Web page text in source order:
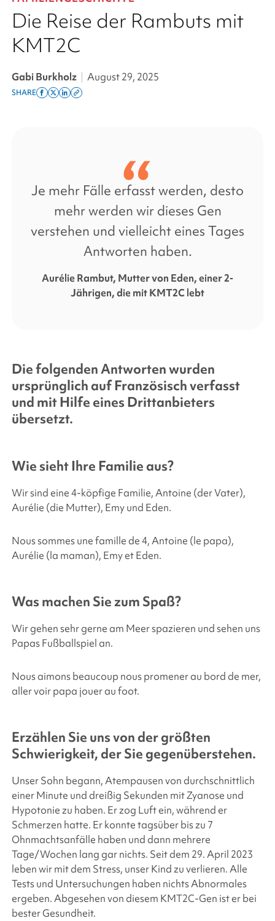
Die Reise der Rambuts mit
KMT2C
Gabi Burkholz August 29, 2025
SHARE
Share
Share
ShareCopy
Je mehr Fälle erfasst werden, desto
mehr werden wir dieses Gen
verstehen und vielleicht eines Tages
Antworten haben.
Aurélie Rambut, Mutter von Eden, einer 2-
Jährigen, die mit KMT2C lebt
Die folgenden Antworten wurden
ursprünglich auf Französisch verfasst
und mit Hilfe eines Drittanbieters
übersetzt.
Wie sieht Ihre Familie aus?
Wir sind eine 4-köpfige Familie, Antoine (der Vater),
Aurélie (die Mutter), Emy und Eden.
Nous sommes une famille de 4, Antoine (le papa),
Aurélie (la maman), Emy et Eden.
Was machen Sie zum Spaß?
Wir gehen sehr gerne am Meer spazieren und sehen uns
Papas Fußballspiel an.
Nous aimons beaucoup nous promener au bord de mer,
aller voir papa jouer au foot.
Erzählen Sie uns von der größten
Schwierigkeit, der Sie gegenüberstehen.
Unser Sohn begann, Atempausen von durchschnittlich
einer Minute und dreißig Sekunden mit Zyanose und
Hypotonie zu haben. Er zog Luft ein, während er
Schmerzen hatte. Er konnte tagsüber bis zu 7
Ohnmachtsanfälle haben und dann mehrere
Tage/Wochen lang gar nichts. Seit dem 29. April 2023
leben wir mit dem Stress, unser Kind zu verlieren. Alle
Tests und Untersuchungen haben nichts Abnormales
ergeben. Abgesehen von diesem KMT2C-Gen ist er bei
bester Gesundheit.